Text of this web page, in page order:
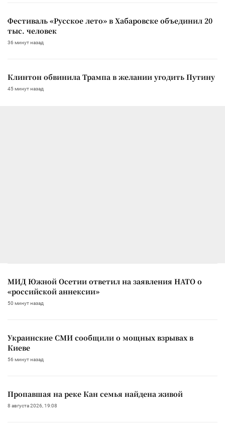
Фестиваль «Русское лето» в Хабаровске объединил 20
тыс. человек
36 минут назад
Клинтон обвинила Трампа в желании угодить Путину
45 минут назад
МИД Южной Осетии ответил на заявления НАТО о
«российской аннексии»
50 минут назад
Украинские СМИ сообщили о мощных взрывах в
Киеве
56 минут назад
Пропавшая на реке Кан семья найдена живой
8 августа 2026, 19:08